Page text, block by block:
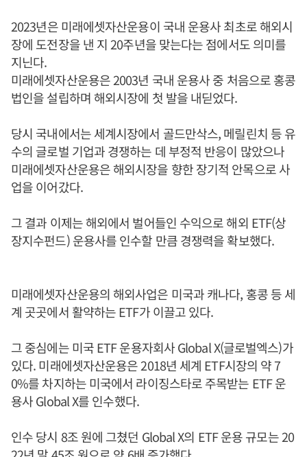
2023년은 미래에셋자산운용이 국내 운용사 최초로 해외시
장에 도전장을 낸 지 20주년을 맞는다는 점에서도 의미를
지닌다.
미래에셋자산운용은 2003년 국내 운용사 중 처음으로 홍콩
법인을 설립하며 해외시장에 첫 발을 내딛었다.
당시 국내에서는 세계시장에서 골드만삭스, 메릴린치 등 유
수의 글로벌 기업과 경쟁하는 데 부정적 반응이 많았으나
미래에셋자산운용은 해외시장을 향한 장기적 안목으로 사
업을 이어갔다.
그 결과 이제는 해외에서 벌어들인 수익으로 해외 ETF(상
장지수펀드) 운용사를 인수할 만큼 경쟁력을 확보했다.
미래에셋자산운용의 해외사업은 미국과 캐나다, 홍콩 등 세
계 곳곳에서 활약하는 ETF가 이끌고 있다.
그 중심에는 미국 ETF 운용자회사 Global X(글로벌엑스)가
있다. 미래에셋자산운용은 2018년 세계 ETF시장의 약 7
0%를 차지하는 미국에서 라이징스타로 주목받는 ETF 운
용사 Global X를 인수했다.
인수 당시 8조 원에 그쳤던 Global X의 ETF 운용 규모는 20